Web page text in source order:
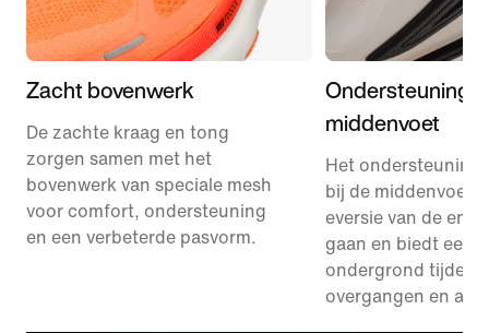
Zacht bovenwerk
De zachte kraag en tong
zorgen samen met het
bovenwerk van speciale mesh
voor comfort, ondersteuning
en een verbeterde pasvorm.
Ondersteuning
middenvoet
Het
bij de middenvoet
eversie van de
gaan en biedt een
ondergrond tijdens
overgangen en